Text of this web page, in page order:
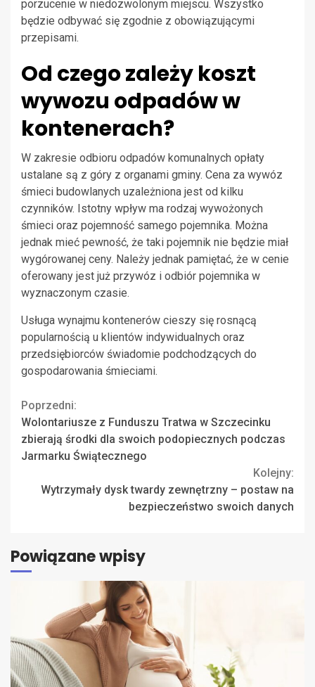
porzucenie w niedozwolonym miejscu. Wszystko
będzie odbywać się zgodnie z obowiązującymi
przepisami.
Od czego zależy koszt
wywozu odpadów w
kontenerach?
W zakresie odbioru odpadów komunalnych opłaty
ustalane są z góry z organami gminy. Cena za wywóz
śmieci budowlanych uzależniona jest od kilku
czynników. Istotny wpływ ma rodzaj wywożonych
śmieci oraz pojemność samego pojemnika. Można
jednak mieć pewność, że taki pojemnik nie będzie miał
wygórowanej ceny. Należy jednak pamiętać, że w cenie
oferowany jest już przywóz i odbiór pojemnika w
wyznaczonym czasie.
Usługa wynajmu kontenerów cieszy się rosnącą
popularnością u klientów indywidualnych oraz
przedsiębiorców świadomie podchodzących do
gospodarowania śmieciami.
Continue
Reading
Poprzedni:
Wolontariusze z Funduszu Tratwa w Szczecinku
zbierają środki dla swoich podopiecznych podczas
Jarmarku Świątecznego
Kolejny:
Wytrzymały dysk twardy zewnętrzny – postaw na
bezpieczeństwo swoich danych
Powiązane wpisy